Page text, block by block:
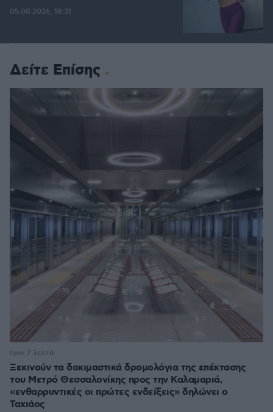
05.08.2026, 18:31
Δείτε Επίσης
Ξεκινούν τα δοκιμαστικά δρομολόγια της επέκτασης
του Μετρό Θεσσαλονίκης προς την Καλαμαριά,
«ενθαρρυντικές οι πρώτες ενδείξεις» δηλώνει ο
Ταχιάος
πριν 7 λεπτά